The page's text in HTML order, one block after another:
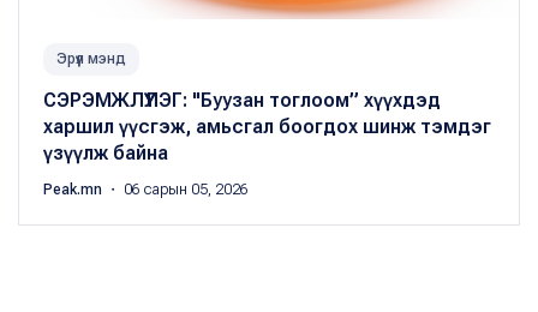
Эрүүл мэнд
СЭРЭМЖЛҮҮЛЭГ: "Буузан тоглоом” хүүхдэд
харшил үүсгэж, амьсгал боогдох шинж тэмдэг
үзүүлж байна
Peak.mn ・ 06 сарын 05, 2026